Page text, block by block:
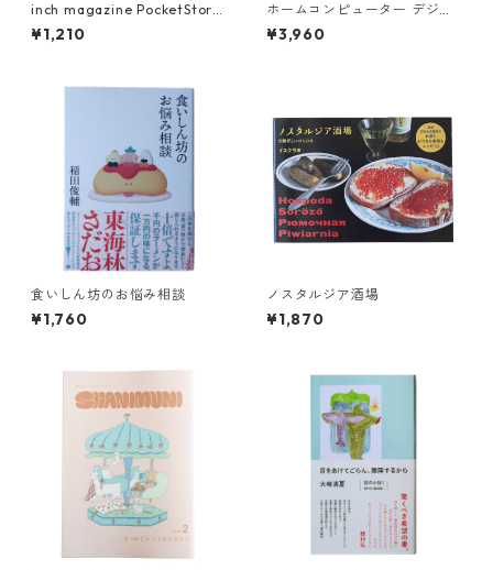
inch magazine PocketStorie
s 02 この星を離れた種族
¥1,210
ホームコンピューター デジタ
ル時代を決定づけた100の名機
¥3,960
食いしん坊のお悩み相談
¥1,760
ノスタルジア酒場
¥1,870